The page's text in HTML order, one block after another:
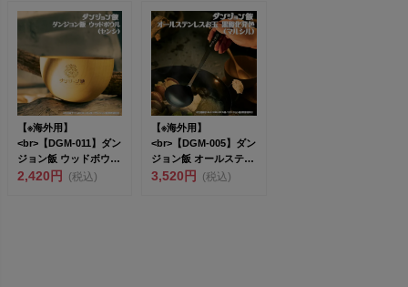
【※海外用】
<br>【DGM-011】ダン
ジョン飯 ウッドボウル
（センシ...
2,420円 (税込)
【※海外用】
<br>【DGM-005】ダン
ジョン飯 オールステン
レスお玉...
3,520円 (税込)